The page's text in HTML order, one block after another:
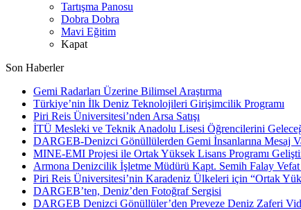
Tartışma Panosu
Dobra Dobra
Mavi Eğitim
Kapat
Son Haberler
Gemi Radarları Üzerine Bilimsel Araştırma
Türkiye’nin İlk Deniz Teknolojileri Girişimcilik Programı
Piri Reis Üniversitesi’nden Arsa Satışı
İTÜ Mesleki ve Teknik Anadolu Lisesi Öğrencilerini
DARGEB-Denizci Gönüllülerden Gemi İnsanlarına Mesaj
MINE-EMI Projesi ile Ortak Yüksek Lisans Programı
Armona Denizcilik İşletme Müdürü Kapt. Semih Falay
Piri Reis Üniversitesi’nin Karadeniz Ülkeleri için “Ortak
DARGEB’ten, Deniz’den Fotoğraf Sergisi
DARGEB Denizci Gönüllüler’den Preveze Deniz Zaferi